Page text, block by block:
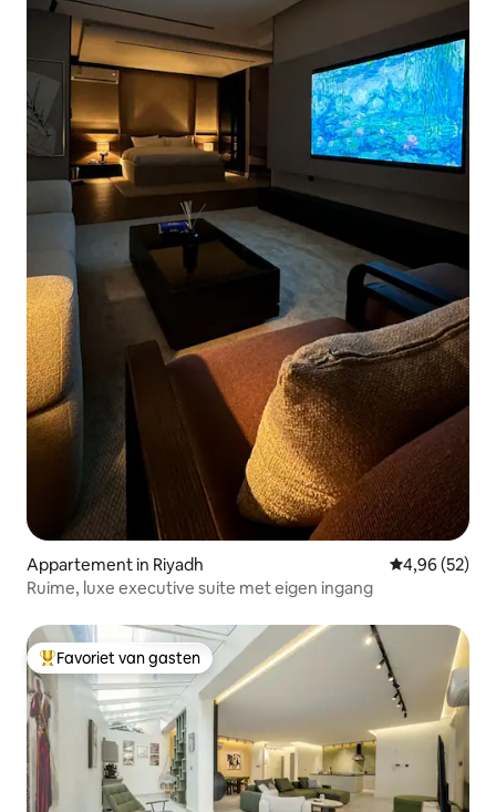
Appartement in Riyadh Gemiddelde
4,96 (52)
Ruime, luxe executive suite met eigen ingang
Topfavoriet van gasten
Favoriet van gasten